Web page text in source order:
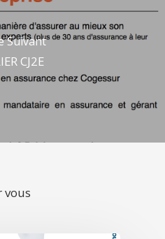
Suivant
CJ2E
vous